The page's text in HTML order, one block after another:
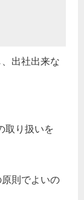
出社出来な
り扱いを
則でよいの